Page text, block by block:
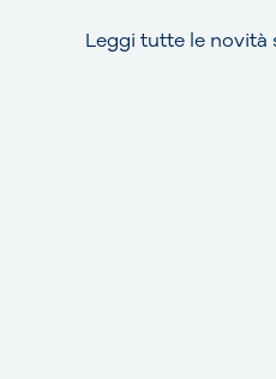
Leggi tutte le novità